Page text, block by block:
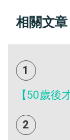
相關文章
1
【50歲後
2